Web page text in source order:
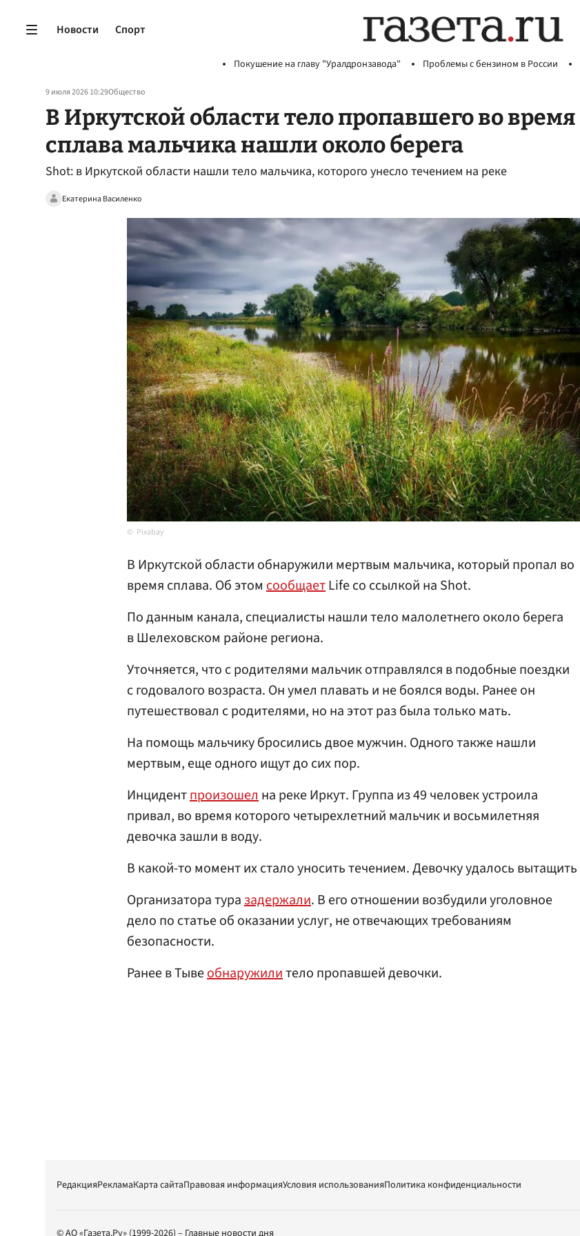
Новости Спорт
Покушение на главу "Уралдронзавода" Проблемы с бензином в России
9 июля 2026 10:29Общество
В Иркутской области тело пропавшего во время
сплава мальчика нашли около берега
Shot: в Иркутской области нашли тело мальчика, которого унесло течением на реке
Екатерина Василенко
Pixabay
В Иркутской области обнаружили мертвым мальчика, который пропал во
время сплава. Об этом сообщаетLife со ссылкой на Shot.
По данным канала, специалисты нашли тело малолетнего около берега
в Шелеховском районе региона.
Уточняется, что с родителями мальчик отправлялся в подобные поездки
с годовалого возраста. Он умел плавать и не боялся воды. Ранее он
путешествовал с родителями, но на этот раз была только мать.
На помощь мальчику бросились двое мужчин. Одного также нашли
мертвым, еще одного ищут до сих пор.
Инцидентпроизошелна реке Иркут. Группа из 49 человек устроила
привал, во время которого четырехлетний мальчик и восьмилетняя
девочка зашли в воду.
В какой-то момент их стало уносить течением. Девочку удалось вытащить
Организатора туразадержали. В его отношении возбудили уголовное
дело по статье об оказании услуг, не отвечающих требованиям
безопасности.
Ранее в Тывеобнаружилитело пропавшей девочки.
РедакцияРекламаКарта сайтаПравовая информацияУсловия использованияПолитика конфиденциальности
© АО «Газета.Ру» (1999-2026) – Главные новости дня